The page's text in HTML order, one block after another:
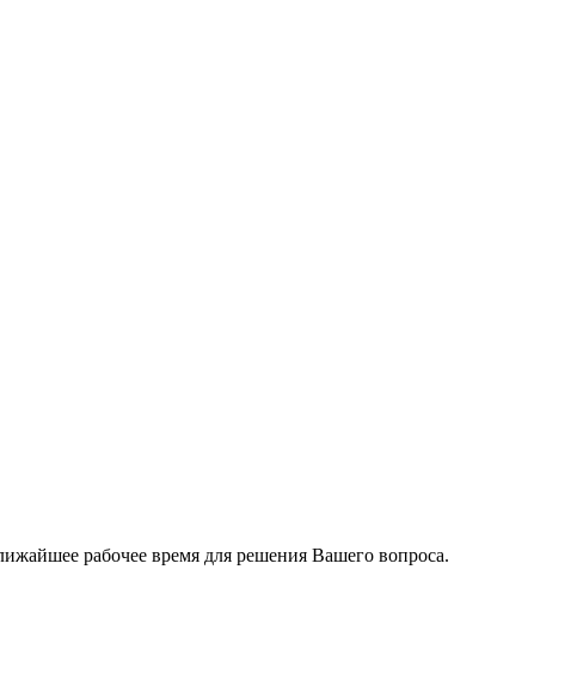
рабочее время для решения Вашего вопроса.